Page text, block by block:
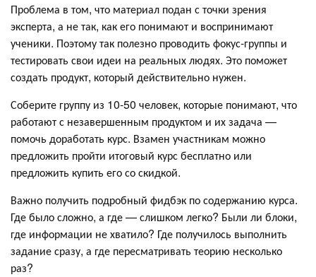
Проблема в том, что материал подан с точки зрения
эксперта, а не так, как его понимают и воспринимают
ученики. Поэтому так полезно проводить фокус-группы и
тестировать свои идеи на реальных людях. Это поможет
создать продукт, который действительно нужен.
Соберите группу из 10-50 человек, которые понимают, что
работают с незавершенным продуктом и их задача —
помочь доработать курс. Взамен участникам можно
предложить пройти итоговый курс бесплатно или
предложить купить его со скидкой.
Важно получить подробный фидбэк по содержанию курса.
Где было сложно, а где — слишком легко? Были ли блоки,
где информации не хватило? Где получилось выполнить
задание сразу, а где пересматривать теорию несколько
раз?